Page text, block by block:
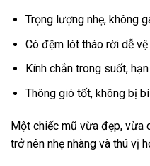
Trọng lượng nhẹ, không
Có đệm lót tháo rời dễ vệ
Kính chắn trong suốt,
Thông gió tốt, không bị
Một chiếc mũ vừa đẹp, vừa
trở nên nhẹ nhàng và thú vị